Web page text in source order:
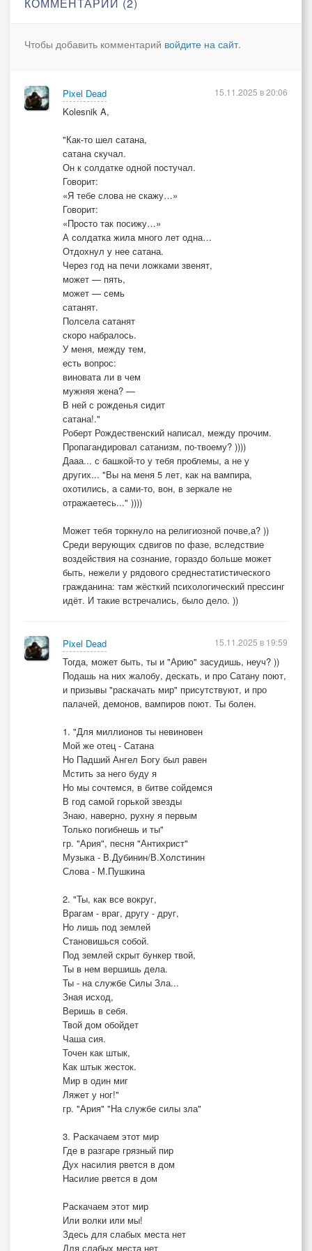
Лишь сердце вспыхнет в чувственном огне,
отречься от кумиров и богов
и стать слугою верным Сатане!
Воздушными замками рушится вера,
когда сквозь глубины знакомого взгляда
в колодец сознанья заглянет химера,
душой завладевшая тень Люцифера –
земное живое исчадие ада.
И глас её сладок. А взгляд её жгуч.
Ты стать обречён её верною тенью.
К познанью блаженства небесного ключ
руки еле слышные прикосновенья.
В ней ангел и бес уживаются рядом:
в союзе со Светом и Тьмою исчадие ада.
Не женщина, праведный Бог,
а исчадие ада...
Чтобы добавить комментарий войдите на сайт.
Pixel Dead
Kolesnik A,
"Как-то шел сатана,
сатана скучал.
Он к солдатке одной постучал.
Говорит:
«Я тебе слова не скажу…»
Говорит:
«Просто так посижу…»
А солдатка жила много лет одна…
Отдохнул у нее сатана.
Через год на печи ложками звенят,
может — пять,
может — семь
сатанят.
Полсела сатанят
скоро набралось.
У меня, между тем,
есть вопрос:
виновата ли в чем
мужняя жена? —
В ней с рожденья сидит
сатана!."
Роберт Рождественский написал, между прочим.
Пропагандировал сатанизм, по-твоему? ))))
Дааа... с башкой-то у тебя проблемы, а не у
других... "Вы на меня 5 лет, как на вампира,
охотились, а сами-то, вон, в зеркале не
отражаетесь..." ))))
Может тебя торкнуло на религиозной почве,а? ))
Среди верующих сдвигов по фазе, вследствие
воздействия на сознание, гораздо больше может
быть, нежели у рядового среднестатистического
гражданина: там жёсткий психологический прессинг
идёт. И такие встречались, было дело. ))
15.11.2025 в 20:06
Pixel Dead
Тогда, может быть, ты и "Арию" засудишь, неуч? ))
Подашь на них жалобу, дескать, и про Сатану поют,
и призывы "раскачать мир" присутствуют, и про
палачей, демонов, вампиров поют. Ты болен.
1. "Для миллионов ты невиновен
Мой же отец - Сатана
Но Падший Ангел Богу был равен
Мстить за него буду я
Но мы сочтемся, в битве сойдемся
В год самой горькой звезды
Знаю, наверно, рухну я первым
Только погибнешь и ты"
гр. "Ария", песня "Антихрист"
Музыка - В.Дубинин/В.Холстинин
Слова - М.Пушкина
2. "Ты, как все вокруг,
Врагам - враг, другу - друг,
Но лишь под землей
Становишься собой.
Под землей скрыт бункер твой,
Ты в нем вершишь дела.
Ты - на службе Силы Зла...
Зная исход,
Веришь в себя.
Твой дом обойдет
Чаша сия.
Точен как штык,
Как штык жесток.
Мир в один миг
Ляжет у ног!"
гр. "Ария" "На службе силы зла"
3. Раскачаем этот мир
Где в разгаре грязный пир
Дух насилия рвется в дом
Насилие рвется в дом
Раскачаем этот мир
Или волки или мы!
Здесь для слабых места нет
Для слабых места нет
15.11.2025 в 19:59